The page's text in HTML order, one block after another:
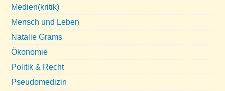
Medien(kritik)
Mensch und Leben
Natalie Grams
Ökonomie
Politik & Recht
Pseudomedizin